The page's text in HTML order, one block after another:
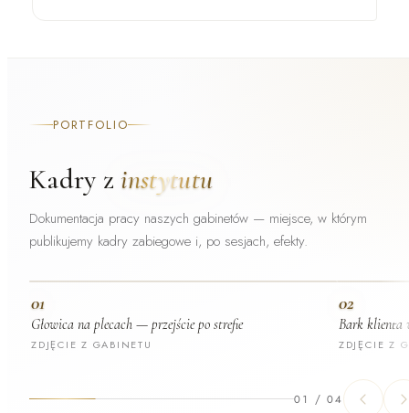
PORTFOLIO
Kadry z instytutu
Dokumentacja pracy naszych gabinetów — miejsce, w którym
publikujemy kadry zabiegowe i, po sesjach, efekty.
01
Głowica na plecach — przejście po strefie
ZDJĘCIE Z GABINETU
02
Bark klienta
ZDJĘCIE Z
01 / 04